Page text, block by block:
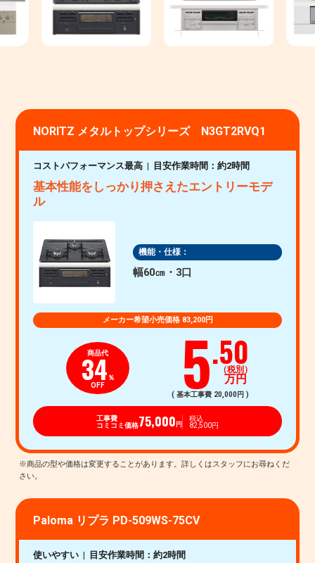
NORITZ メタルトップシリーズ N3GT2RVQ1
コストパフォーマンス最高 目安作業時間：約2時間
基本性能をしっかり押さえたエントリーモデ
ル
機能・仕様：
幅60㎝・3口
メーカー希望小売価格 83,200円
商品代
34％
OFF
5.50
（税別）
万円
( 基本工事費 20,000円 )
工事費
コミコミ価格75,000 円
税込
82,500円
Paloma リプラ PD-509WS-75CV
使いやすい 目安作業時間：約2時間